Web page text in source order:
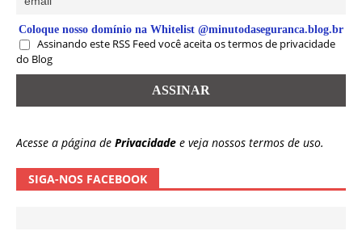
Coloque nosso domínio na Whitelist @minutodaseguranca.blog.br
Assinando este RSS Feed você aceita os termos de privacidade
do Blog
Acesse a página de Privacidade e veja nossos termos de uso.
SIGA-NOS FACEBOOK